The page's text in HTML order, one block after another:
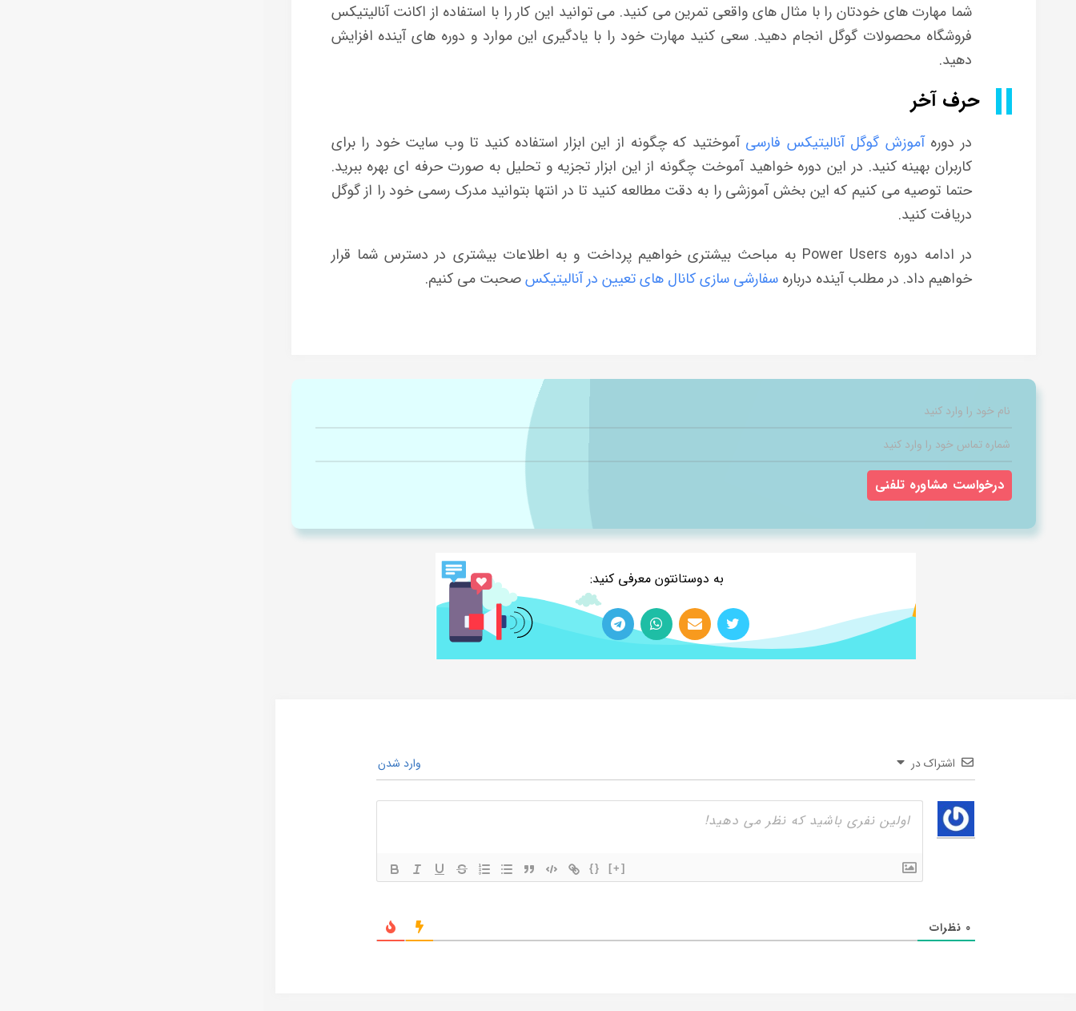
شما مهارت های خودتان را با مثال های واقعی تمرین می کنید. می توانید این کار را با استفاده از اکانت آنالیتیکس
فروشگاه محصولات گوگل انجام دهید. سعی کنید مهارت خود را با یادگیری این موارد و دوره های آینده افزایش
دهید.
حرف آخر
در دورهآموزش گوگل آنالیتیکس فارسی آموختید که چگونه از این ابزار استفاده کنید تا وب سایت خود را برای
کاربران بهینه کنید. در این دوره خواهید آموخت چگونه از این ابزار تجزیه و تحلیل به صورت حرفه ای بهره ببرید.
حتما توصیه می کنیم که این بخش آموزشی را به دقت مطالعه کنید تا در انتها بتوانید مدرک رسمی خود را از گوگل
دریافت کنید.
در ادامه دوره Power Users به مباحث بیشتری خواهیم پرداخت و به اطلاعات بیشتری در دسترس شما قرار
خواهیم داد. در مطلب آینده درباره سفارشی سازی کانال های تعیین در آنالیتیکسصحبت می کنیم.
اشتراک در وارد شدن
{} [+]
0 نظرات